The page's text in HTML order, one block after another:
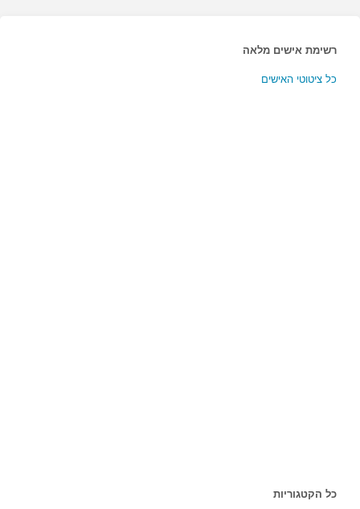
רשימת אישים מלאה
כל ציטוטי האישים
כל הקטגוריות